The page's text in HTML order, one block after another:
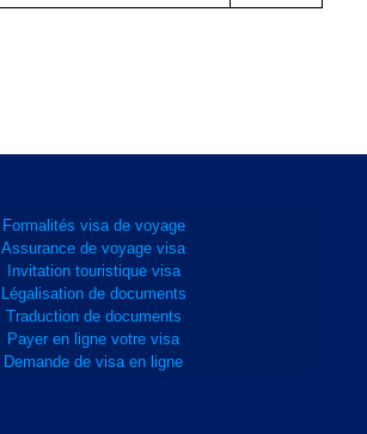
Formalités visa de voyage
Assurance de voyage visa
Invitation touristique visa
Légalisation de documents
Traduction de documents
Payer en ligne votre visa
Demande de visa en ligne